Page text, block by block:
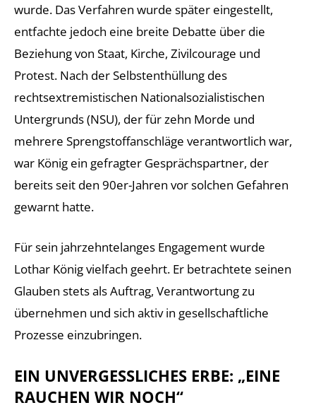
wurde. Das Verfahren wurde später eingestellt,
entfachte jedoch eine breite Debatte über die
Beziehung von Staat, Kirche, Zivilcourage und
Protest. Nach der Selbstenthüllung des
rechtsextremistischen Nationalsozialistischen
Untergrunds (NSU), der für zehn Morde und
mehrere Sprengstoffanschläge verantwortlich war,
war König ein gefragter Gesprächspartner, der
bereits seit den 90er-Jahren vor solchen Gefahren
gewarnt hatte.
Für sein jahrzehntelanges Engagement wurde
Lothar König vielfach geehrt. Er betrachtete seinen
Glauben stets als Auftrag, Verantwortung zu
übernehmen und sich aktiv in gesellschaftliche
Prozesse einzubringen.
EIN UNVERGESSLICHES ERBE: „EINE
RAUCHEN WIR NOCH“